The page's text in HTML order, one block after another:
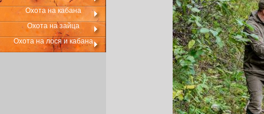
Охота на кабана
Охота на зайца
Охота на лося и кабана